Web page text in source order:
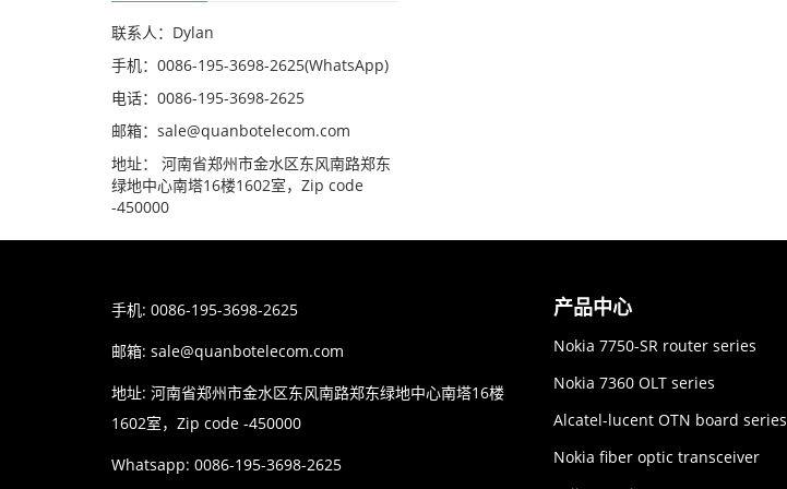
联系人：Dylan
手机：0086-195-3698-2625(WhatsApp)
电话：0086-195-3698-2625
邮箱：sale@quanbotelecom.com
地址： 河南省郑州市金水区东风南路郑东
绿地中心南塔16楼1602室，Zip code
-450000
手机: 0086-195-3698-2625
邮箱: sale@quanbotelecom.com
地址: 河南省郑州市金水区东风南路郑东绿地中心南塔16楼
1602室，Zip code -450000
Whatsapp: 0086-195-3698-2625
产品中心
Nokia 7750-SR router series
Nokia 7360 OLT series
Alcatel-lucent OTN board series
Nokia fiber optic transceiver